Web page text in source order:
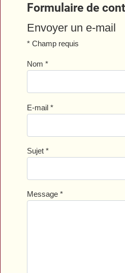
Formulaire de
Envoyer un e-mail
* Champ requis
Nom *
E-mail *
Sujet *
Message *